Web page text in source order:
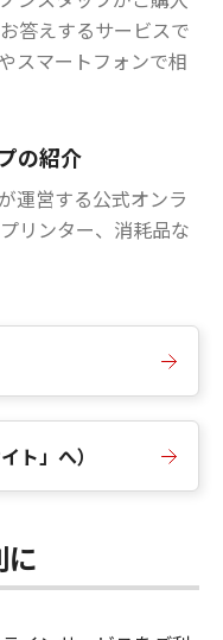
答えするサービスで
スマートフォンで相
の紹介
運営する公式オンラ
リンター、消耗品な
ト」へ）